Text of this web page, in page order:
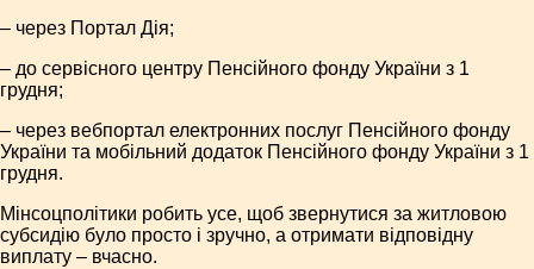
– через Портал Дія;
– до сервісного центру Пенсійного фонду України з 1
грудня;
– через вебпортал електронних послуг Пенсійного фонду
України та мобільний додаток Пенсійного фонду України з 1
грудня.
Мінсоцполітики робить усе, щоб звернутися за житловою
субсидію було просто і зручно, а отримати відповідну
виплату – вчасно.